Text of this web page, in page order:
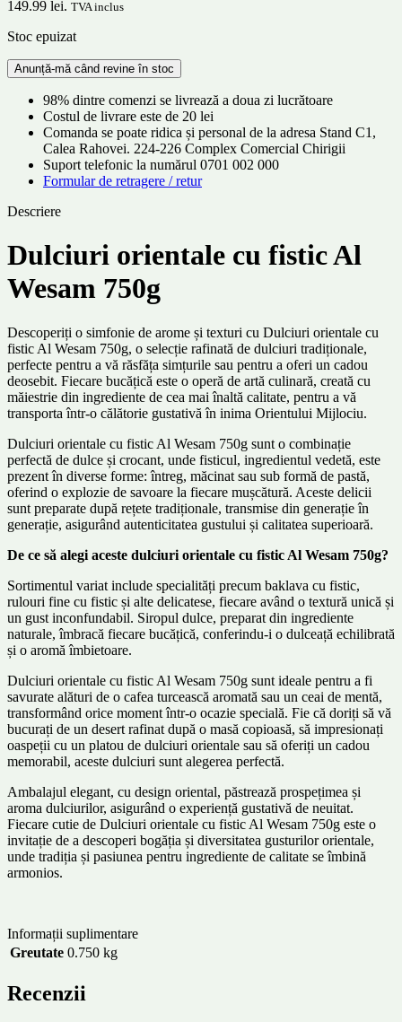
149.99 lei. TVA inclus
Stoc epuizat
98% dintre comenzi se livrează a doua zi lucrătoare
Costul de livrare este de 20 lei
Comanda se poate ridica și personal de la adresa Stand C1,
Calea Rahovei. 224-226 Complex Comercial Chirigii
Suport telefonic la numărul 0701 002 000
Formular de retragere / retur
Descriere
Dulciuri orientale cu fistic Al
Wesam 750g
Descoperiți o simfonie de arome și texturi cu Dulciuri orientale cu
fistic Al Wesam 750g, o selecție rafinată de dulciuri tradiționale,
perfecte pentru a vă răsfăța simțurile sau pentru a oferi un cadou
deosebit. Fiecare bucățică este o operă de artă culinară, creată cu
măiestrie din ingrediente de cea mai înaltă calitate, pentru a vă
transporta într-o călătorie gustativă în inima Orientului Mijlociu.
Dulciuri orientale cu fistic Al Wesam 750g sunt o combinație
perfectă de dulce și crocant, unde fisticul, ingredientul vedetă, este
prezent în diverse forme: întreg, măcinat sau sub formă de pastă,
oferind o explozie de savoare la fiecare mușcătură. Aceste delicii
sunt preparate după rețete tradiționale, transmise din generație în
generație, asigurând autenticitatea gustului și calitatea superioară.
De ce să alegi aceste dulciuri orientale cu fistic Al Wesam 750g?
Sortimentul variat include specialități precum baklava cu fistic,
rulouri fine cu fistic și alte delicatese, fiecare având o textură unică și
un gust inconfundabil. Siropul dulce, preparat din ingrediente
naturale, îmbracă fiecare bucățică, conferindu-i o dulceață echilibrată
și o aromă îmbietoare.
Dulciuri orientale cu fistic Al Wesam 750g sunt ideale pentru a fi
savurate alături de o cafea turcească aromată sau un ceai de mentă,
transformând orice moment într-o ocazie specială. Fie că doriți să vă
bucurați de un desert rafinat după o masă copioasă, să impresionați
oaspeții cu un platou de dulciuri orientale sau să oferiți un cadou
memorabil, aceste dulciuri sunt alegerea perfectă.
Ambalajul elegant, cu design oriental, păstrează prospețimea și
aroma dulciurilor, asigurând o experiență gustativă de neuitat.
Fiecare cutie de Dulciuri orientale cu fistic Al Wesam 750g este o
invitație de a descoperi bogăția și diversitatea gusturilor orientale,
unde tradiția și pasiunea pentru ingrediente de calitate se îmbină
armonios.
Informații suplimentare
Greutate 0.750 kg
Recenzii